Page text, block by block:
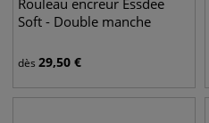
Rouleau encreur Essdee
Soft - Double manche
dès 29,50 €